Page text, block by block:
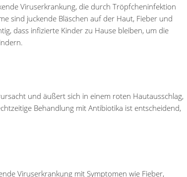
Viruserkrankung, die durch Tröpfcheninfektion
sind juckende Bläschen auf der Haut, Fieber und
dass infizierte Kinder zu Hause bleiben, um die
und äußert sich in einem roten Hautausschlag,
Behandlung mit Antibiotika ist entscheidend,
Viruserkrankung mit Symptomen wie Fieber,